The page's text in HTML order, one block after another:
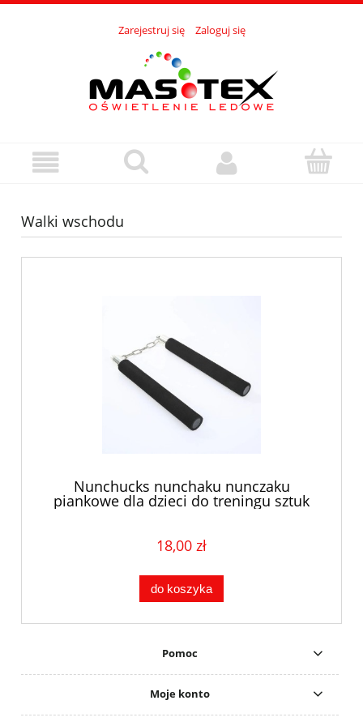
Zarejestruj się Zaloguj się
Walki wschodu
Nunchucks nunchaku nunczaku
piankowe dla dzieci do treningu sztuk
18,00 zł
do koszyka
Pomoc
Moje konto